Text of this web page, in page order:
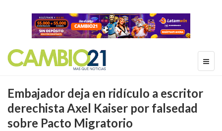
Embajador deja en ridículo a escritor
derechista Axel Kaiser por falsedad
sobre Pacto Migratorio